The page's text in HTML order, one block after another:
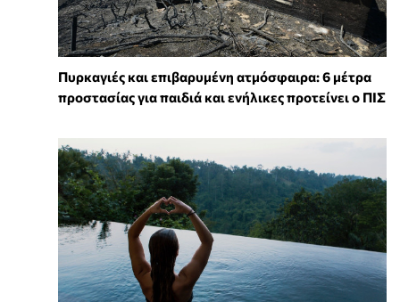
Πυρκαγιές και επιβαρυμένη ατμόσφαιρα: 6 μέτρα
προστασίας για παιδιά και ενήλικες προτείνει ο ΠΙΣ